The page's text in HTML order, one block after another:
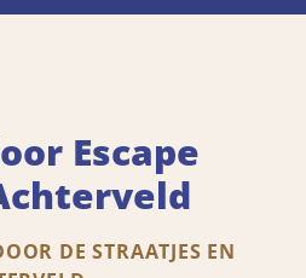
Escape
DE STRAATJES EN